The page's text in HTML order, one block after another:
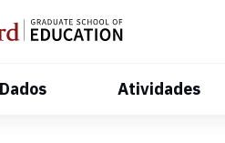
Atividades